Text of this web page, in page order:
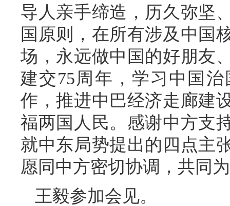
导人亲手缔造，历久弥坚
国原则，在所有涉及中国
场，永远做中国的好朋友
建交75周年，学习中国
作，推进中巴经济走廊建
福两国人民。感谢中方支
就中东局势提出的四点主
愿同中方密切协调，共同
王毅参加会见。